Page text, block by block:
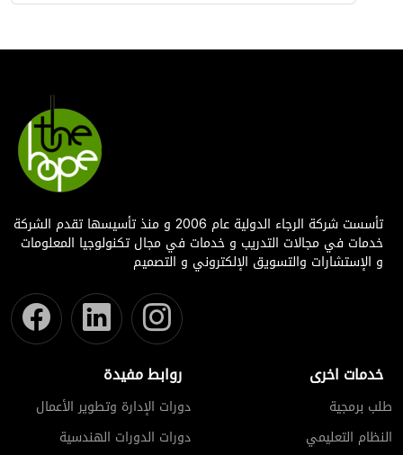
تأسست شركة الرجاء الدولية عام 2006 و منذ تأسيسها تقدم الشركة
خدمات في مجالات التدريب و خدمات في مجال تكنولوجيا المعلومات
و الإستشارات والتسويق الإلكتروني و التصميم
روابط مفيدة
دورات الإدارة وتطوير الأعمال
دورات الدورات الهندسية
خدمات اخرى
طلب برمجية
النظام التعليمي